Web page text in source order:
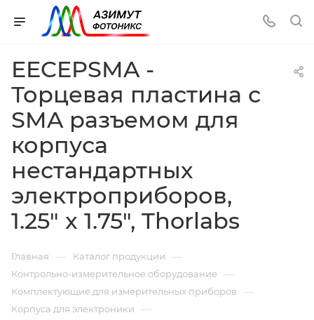
EECEPSMA -
Торцевая пластина с
SMA разъемом для
корпуса
нестандартных
электроприборов,
1.25" x 1.75", Thorlabs
Главная — Каталог продукции —
Контрольно-измерительное оборудование —
Комплектующие для измерительных приборов —
Корпуса для электроники —